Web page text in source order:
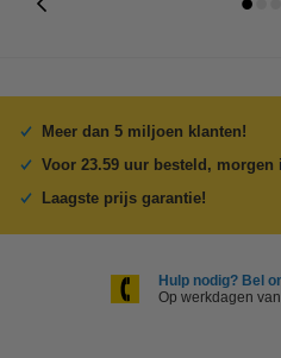
Meer dan 5 miljoen klanten!
Voor 23.59 uur besteld, morgen
Laagste prijs garantie!
Hulp nodig? Bel
Op werkdagen